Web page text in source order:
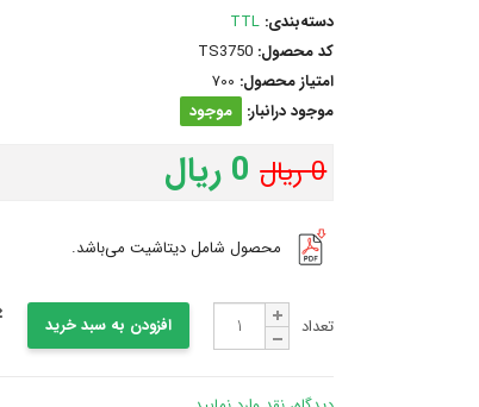
دسته‌بندی: TTL
کد محصول: TS3750
امتیاز محصول: 700
موجود درانبار:
موجود
0 ریال 0 ریال
محصول شامل دیتاشیت می‌باشد.
تعداد افزودن به سبد خرید